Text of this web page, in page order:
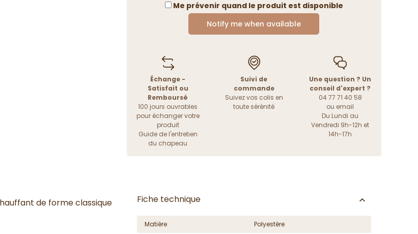
Me prévenir quand le produit est disponible
Notify me when available
Échange -
Satisfait ou
Remboursé
100 jours ouvrables
pour échanger votre
produit
Guide de l'entretien
du chapeau
Suivi de
commande
Suivez vos colis en
toute sérénité
Une question ? Un
conseil d'expert ?
04 77 71 40 58
ou email
Du Lundi au
Vendredi 9h-12h et
14h-17h
de forme classique
Fiche technique
Matière
Polyestère